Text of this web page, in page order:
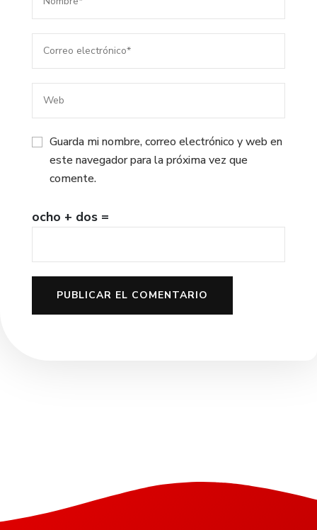
Guarda mi nombre, correo electrónico y web en
este navegador para la próxima vez que
comente.
ocho + dos =